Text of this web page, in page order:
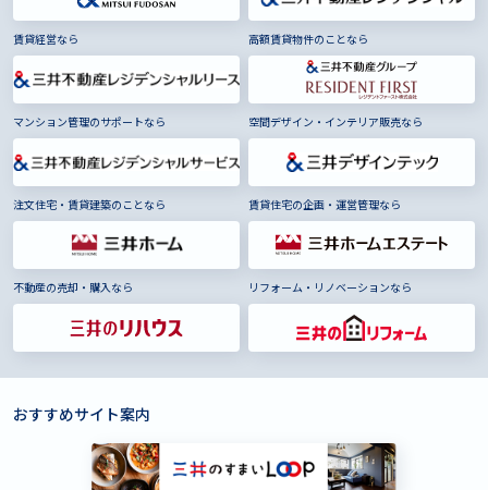
賃貸経営なら 高額賃貸物件のことなら
マンション管理のサポートなら 空間デザイン・インテリア販売なら
注文住宅・賃貸建築のことなら 賃貸住宅の企画・運営管理なら
不動産の売却・購入なら リフォーム・リノベーションなら
おすすめサイト案内